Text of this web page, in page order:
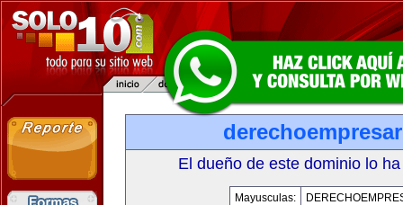
El dueño de este dominio lo
Mayusculas: